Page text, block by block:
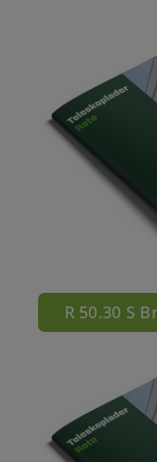
R 50.30 S